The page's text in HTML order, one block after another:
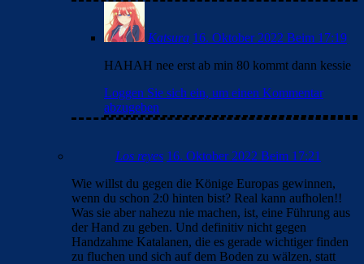
Katsura 16. Oktober 2022 Beim 17:19
HAHAH nee erst ab min 80 kommt dann kessie
Loggen Sie sich ein, um einen Kommentar
abzugeben
Los reyes 16. Oktober 2022 Beim 17:21
Wie willst du gegen die Könige Europas gewinnen,
wenn du schon 2:0 hinten bist? Real kann aufholen!!
Was sie aber nahezu nie machen, ist, eine Führung aus
der Hand zu geben. Und definitiv nicht gegen
Handzahme Katalanen, die es gerade wichtiger finden
zu fluchen und sich auf dem Boden zu wälzen, statt